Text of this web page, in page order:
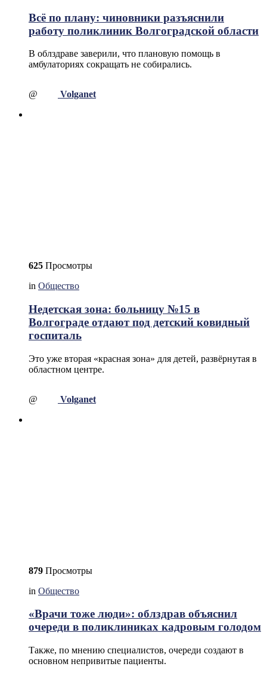
Всё по плану: чиновники разъяснили
работу поликлиник Волгоградской области
В облздраве заверили, что плановую помощь в
амбулаториях сокращать не собирались.
@ Volganet
625 Просмотры
in Общество
Недетская зона: больницу №15 в
Волгограде отдают под детский ковидный
госпиталь
Это уже вторая «красная зона» для детей, развёрнутая в
областном центре.
@ Volganet
879 Просмотры
in Общество
«Врачи тоже люди»: облздрав объяснил
очереди в поликлиниках кадровым голодом
Также, по мнению специалистов, очереди создают в
основном непривитые пациенты.